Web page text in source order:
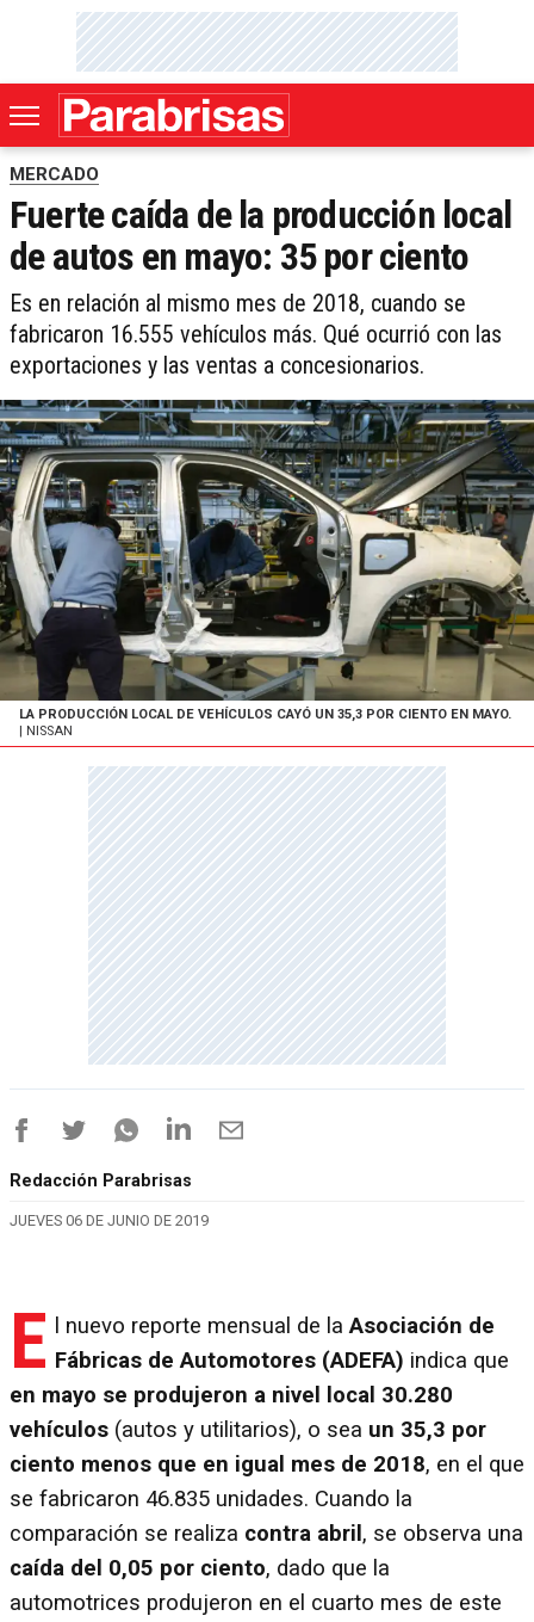
MERCADO
Fuerte caída de la producción local
de autos en mayo: 35 por ciento
Es en relación al mismo mes de 2018, cuando se
fabricaron 16.555 vehículos más. Qué ocurrió con las
exportaciones y las ventas a concesionarios.
LA PRODUCCIÓN LOCAL DE VEHÍCULOS CAYÓ UN 35,3 POR CIENTO EN MAYO.
| NISSAN
Redacción Parabrisas
JUEVES 06 DE JUNIO DE 2019
E l nuevo reporte mensual de laAsociación de
Fábricas de Automotores (ADEFA) indica que
en mayo se produjeron a nivel local 30.280
vehículos (autos y utilitarios), o sea un 35,3 por
ciento menos que en igual mes de 2018, en el que
se fabricaron 46.835 unidades. Cuando la
comparación se realiza contra abril , se observa una
caída del 0,05 por ciento, dado que la
automotrices produjeron en el cuarto mes de este